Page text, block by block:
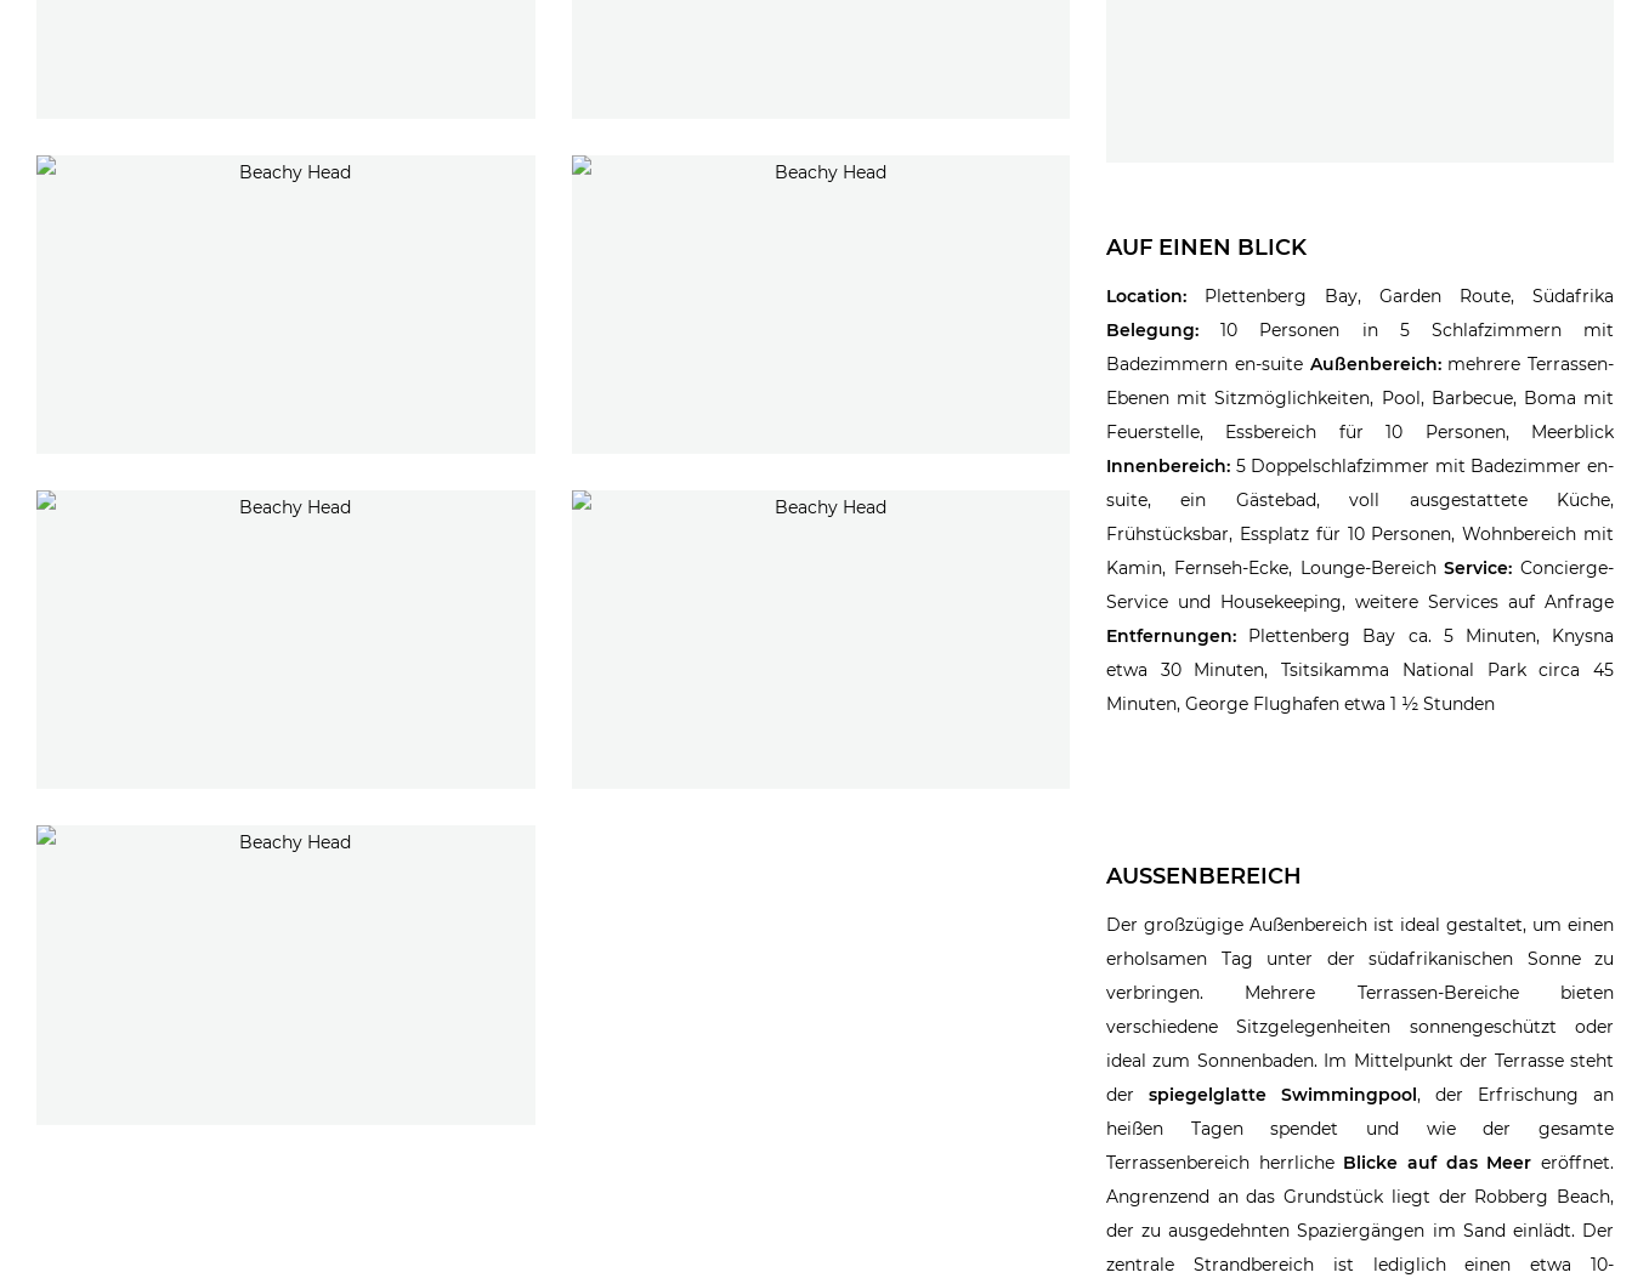
AUF EINEN BLICK
Location: Plettenberg Bay, Garden Route, Südafrika
Belegung: 10 Personen in 5 Schlafzimmern mit
Badezimmern en-suite Außenbereich:mehrere Terrassen-
Ebenen mit Sitzmöglichkeiten, Pool, Barbecue, Boma mit
Feuerstelle, Essbereich für 10 Personen, Meerblick
Innenbereich: 5 Doppelschlafzimmer mit Badezimmer en-
suite, ein Gästebad, voll ausgestattete Küche,
Frühstücksbar, Essplatz für 10 Personen, Wohnbereich mit
Kamin, Fernseh-Ecke, Lounge-BereichService: Concierge-
Service und Housekeeping, weitere Services auf Anfrage
Entfernungen: Plettenberg Bay ca. 5 Minuten, Knysna
etwa 30 Minuten, Tsitsikamma National Park circa 45
Minuten, George Flughafen etwa 1 ½ Stunden
AUSSENBEREICH
Der großzügige Außenbereich ist ideal gestaltet, um einen
erholsamen Tag unter der südafrikanischen Sonne zu
verbringen. Mehrere Terrassen-Bereiche bieten
verschiedene Sitzgelegenheiten sonnengeschützt oder
ideal zum Sonnenbaden. Im Mittelpunkt der Terrasse steht
der spiegelglatte Swimmingpool, der Erfrischung an
heißen Tagen spendet und wie der gesamte
Terrassenbereich herrliche Blicke auf das Meer eröffnet.
Angrenzend an das Grundstück liegt der Robberg Beach,
der zu ausgedehnten Spaziergängen im Sand einlädt. Der
zentrale Strandbereich ist lediglich einen etwa 10-